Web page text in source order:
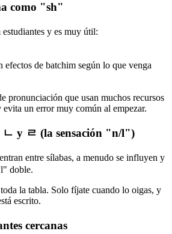
como "sh"
y es muy útil:
efectos de batchim según lo que venga
pronunciación que usan muchos recursos
evita un error muy común al empezar.
ㄴ y ㄹ (la sensación "n/l")
entre sílabas, a menudo se influyen y
doble.
la tabla. Solo fíjate cuando lo oigas, y
escrito.
cercanas